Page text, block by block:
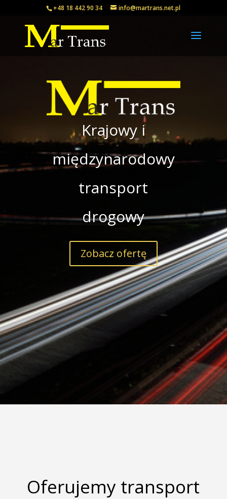
+48 18 442 90 34 info@martrans.net.pl
Krajowy i
międzynarodowy
transport
drogowy
Zobacz ofertę
Oferujemy transport